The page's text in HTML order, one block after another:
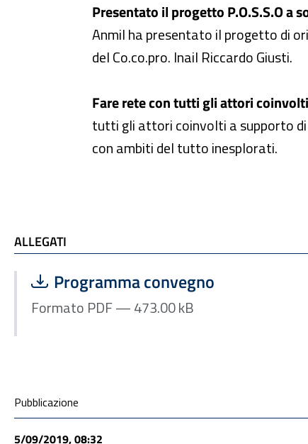
Presentato il progetto P.O.S.S.O a
Anmil ha presentato il progetto di
del Co.co.pro. Inail Riccardo Giusti.
Fare rete con tutti gli attori
tutti gli attori coinvolti a supporto
con ambiti del tutto inesplorati.
ALLEGATI
ALLEGATI
Scarica file:
Programma convegno
Formato PDF — 473.00 kB
Condivisione social
Pubblicazione
5/09/2019, 08:32